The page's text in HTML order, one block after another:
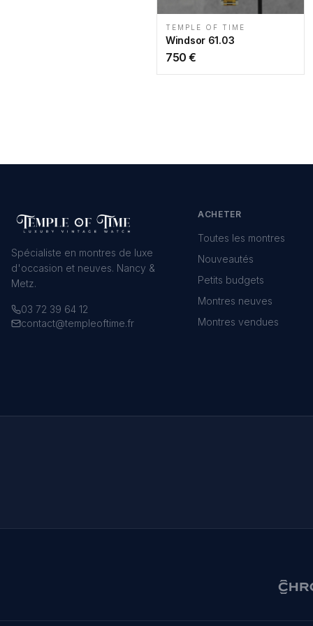
TEMPLE OF TIME
Windsor 61.03
750 €
Spécialiste en montres de luxe
d'occasion et neuves. Nancy &
Metz.
03 72 39 64 12
contact@templeoftime.fr
ACHETER
Toutes les montres
Nouveautés
Petits budgets
Montres neuves
Montres vendues